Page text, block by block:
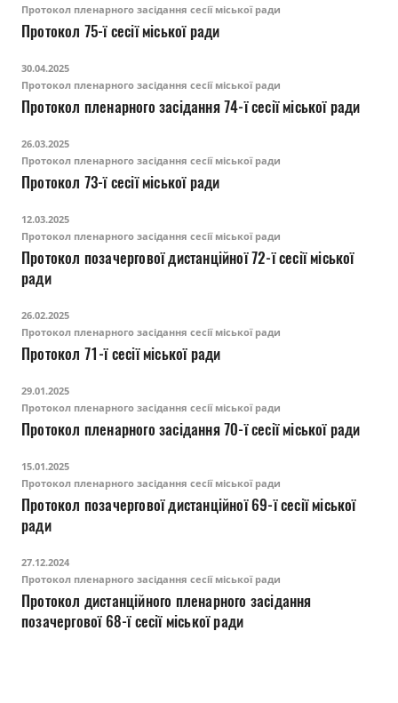
Протокол пленарного засідання сесії міської ради
Протокол 75-ї сесії міської ради
30.04.2025
Протокол пленарного засідання сесії міської ради
Протокол пленарного засідання 74-ї сесії міської ради
26.03.2025
Протокол пленарного засідання сесії міської ради
Протокол 73-ї сесії міської ради
12.03.2025
Протокол пленарного засідання сесії міської ради
Протокол позачергової дистанційної 72-ї сесії міської
ради
26.02.2025
Протокол пленарного засідання сесії міської ради
Протокол 71-ї сесії міської ради
29.01.2025
Протокол пленарного засідання сесії міської ради
Протокол пленарного засідання 70-ї сесії міської ради
15.01.2025
Протокол пленарного засідання сесії міської ради
Протокол позачергової дистанційної 69-ї сесії міської
ради
27.12.2024
Протокол пленарного засідання сесії міської ради
Протокол дистанційного пленарного засідання
позачергової 68-ї сесії міської ради